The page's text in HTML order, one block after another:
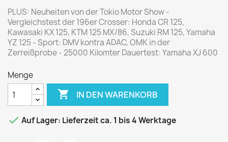
PLUS: Neuheiten von der Tokio Motor Show -
Vergleichstest der 196er Crosser: Honda CR 125,
Kawasaki KX 125, KTM 125 MX/86, Suzuki RM 125, Yamaha
YZ 125 - Sport: DMV kontra ADAC, OMK in der
Zerreißprobe - 25000 Kilomter Dauertest: Yamaha XJ 600
Menge
 IN DEN WARENKORB
 Auf Lager: Lieferzeit ca. 1 bis 4 Werktage